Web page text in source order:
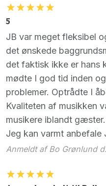
5
JB var meget fleksibel
det ønskede
det faktisk ikke er hans
mødte I god tid inden
problemer. Optrådte I
Kvaliteten af musikken
musikere iblandt gæster.
Jeg kan varmt anbefale
Anmeldt af Bo Grønlund